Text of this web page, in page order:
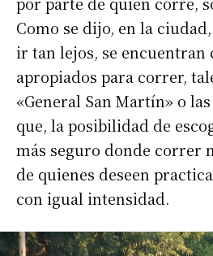
Como se dijo, en la
ir tan lejos, se
apropiados para correr,
«General San Martín» o
que, la posibilidad de
más seguro donde correr
de quienes deseen
con igual intensidad.